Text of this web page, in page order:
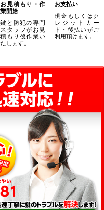
お見積もり・作
業開始
鍵と防犯の専門
スタッフがお見
積もり後作業い
たします。
お支払い
現金もしくはク
レジットカー
ド・後払いがご
利用頂けます。